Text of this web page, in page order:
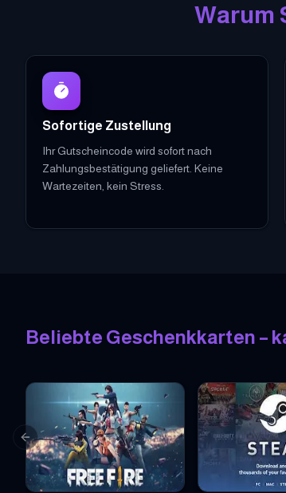
Warum
Sofortige Zustellung
Ihr Gutscheincode wird sofort nach
Zahlungsbestätigung geliefert. Keine
Wartezeiten, kein Stress.
Beliebte Geschenkkarten –
Previous slide